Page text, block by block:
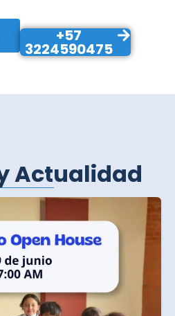
+57
3224590475
Actualidad